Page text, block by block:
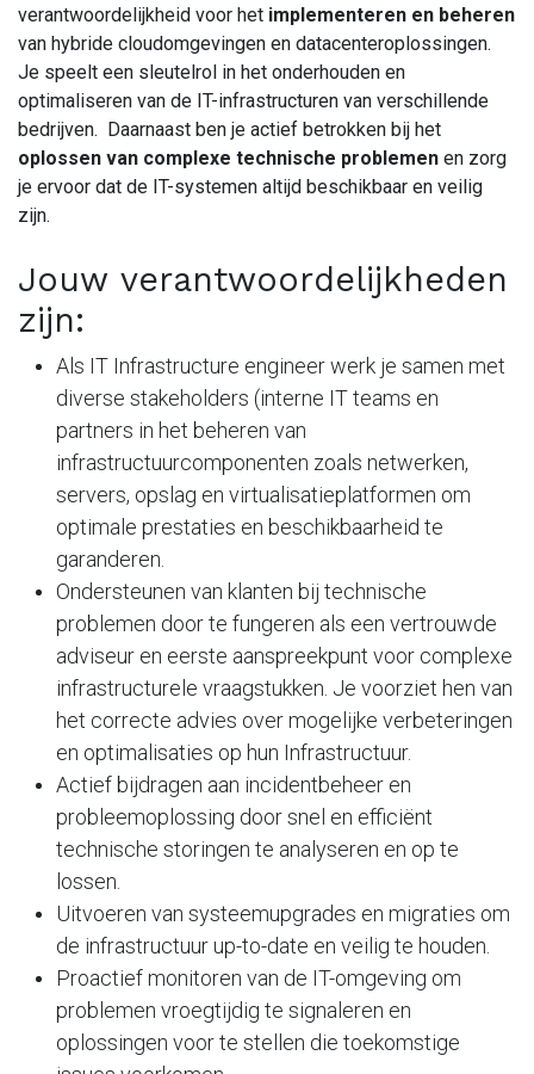
verantwoordelijkheid voor het implementeren en beheren
van hybride cloudomgevingen en datacenteroplossingen.
Je speelt een sleutelrol in het onderhouden en
optimaliseren van de IT-infrastructuren van verschillende
bedrijven. Daarnaast ben je actief betrokken bij het
oplossen van complexe technische problemen en zorg
je ervoor dat de IT-systemen altijd beschikbaar en veilig
zijn.
Jouw verantwoordelijkheden
zijn:
Als IT Infrastructure engineer werk je samen met
diverse stakeholders (interne IT teams en
partners in het beheren van
infrastructuurcomponenten zoals netwerken,
servers, opslag en virtualisatieplatformen om
optimale prestaties en beschikbaarheid te
garanderen.
Ondersteunen van klanten bij technische
problemen door te fungeren als een vertrouwde
adviseur en eerste aanspreekpunt voor complexe
infrastructurele vraagstukken. Je voorziet hen van
het correcte advies over mogelijke verbeteringen
en optimalisaties op hun Infrastructuur.
Actief bijdragen aan incidentbeheer en
probleemoplossing door snel en efficiënt
technische storingen te analyseren en op te
lossen.
Uitvoeren van systeemupgrades en migraties om
de infrastructuur up-to-date en veilig te houden.
Proactief monitoren van de IT-omgeving om
problemen vroegtijdig te signaleren en
oplossingen voor te stellen die toekomstige